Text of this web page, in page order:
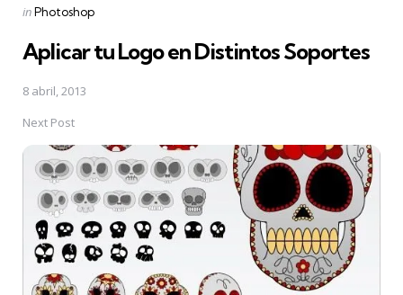
Posted
inPhotoshop
Aplicar tu Logo en Distintos Soportes
8 abril, 2013
Next Post